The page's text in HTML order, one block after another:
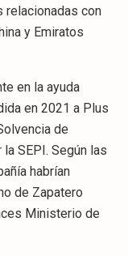
relacionadas con
y Emiratos
en la ayuda
en 2021 a Plus
de
SEPI. Según las
habrían
de Zapatero
Ministerio de